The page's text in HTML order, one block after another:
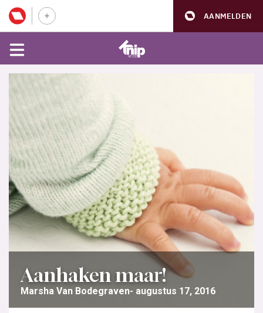
AANMELDEN
Aanhaken maar!
Marsha Van Bodegraven augustus 17, 2016